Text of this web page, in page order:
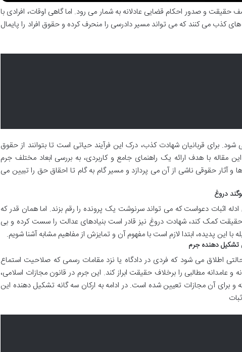
حقیقت و صدور احکام قضایی عادلانه به شمار می رود. اما گاهی اوقات، افرادی با
کذب می کنند که می تواند مسیر دادرسی را منحرف کرده و حقوق افراد را پایمال
برای قربانیان شهادت کذب، درک این فرآیند حیاتی است تا بتوانند از حقوق
مقاله با هدف ارائه یک راهنمای جامع و کاربردی، به بررسی ابعاد مختلف جرم
و آثار حقوقی ناشی از آن می پردازد و مسیر گام به گام تا احقاق حق را تبیین می
دروغ
اثبات دعواست که می تواند سرنوشت یک پرونده را رقم بزند. اما همان قدر که
کمک کند، شهادت دروغ نیز قادر است بنیادهای عدالت را سست کرده و بی
با این پدیده، ابتدا لازم است با مفهوم آن و تمایزش از مفاهیم مشابه آشنا شویم.
دهنده جرم
اطلاق می شود که فردی در دادگاه یا نزد مقامات رسمی که صلاحیت استماع
و عامدانه مطالبی را برخلاف حقیقت ابراز کند. این جرم در قانون مجازات اسلامی،
توجه قرار گرفته و برای آن مجازات تعیین شده است. در ادامه به ارکان سه گانه تشکیل دهنده این